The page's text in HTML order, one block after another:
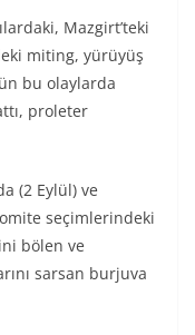
Mazgirt’teki
miting, yürüyüş
bu olaylarda
proleter
(2 Eylül) ve
seçimlerindeki
bölen ve
sarsan burjuva